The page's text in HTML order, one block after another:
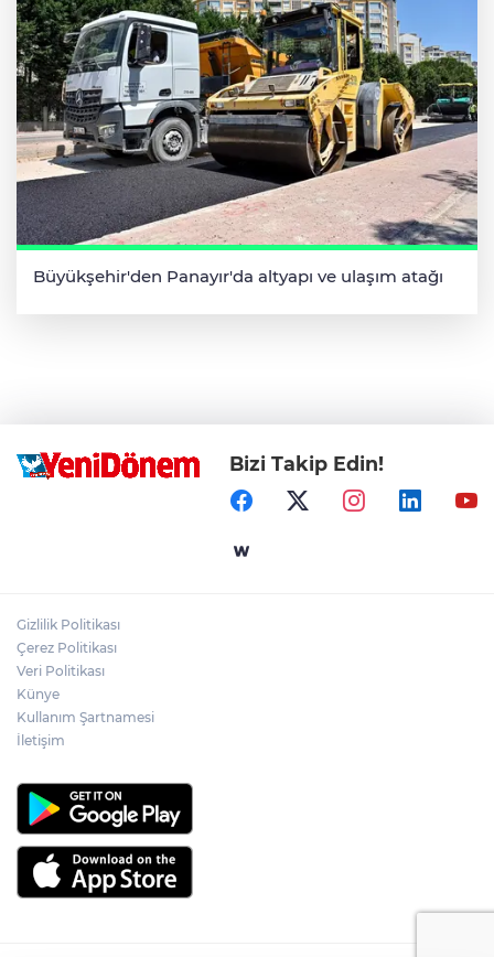
Büyükşehir'den Panayır'da altyapı ve ulaşım atağı
Bizi Takip Edin!
Gizlilik Politikası
Çerez Politikası
Veri Politikası
Künye
Kullanım Şartnamesi
İletişim